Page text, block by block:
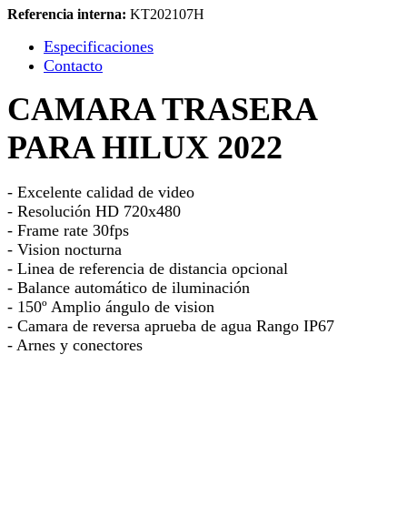
Referencia interna: KT202107H
Especificaciones
Contacto
CAMARA TRASERA
PARA HILUX 2022
- Excelente calidad de video
- Resolución HD 720x480
- Frame rate 30fps
- Vision nocturna
- Linea de referencia de distancia opcional
- Balance automático de iluminación
- 150º Amplio ángulo de vision
- Camara de reversa aprueba de agua Rango IP67
- Arnes y conectores